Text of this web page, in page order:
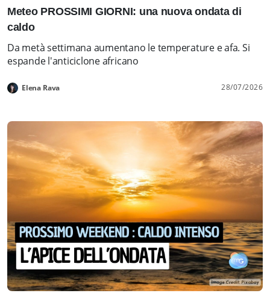
Meteo PROSSIMI GIORNI: una nuova ondata di
caldo
Da metà settimana aumentano le temperature e afa. Si
espande l'anticiclone africano
Elena Rava 28/07/2026